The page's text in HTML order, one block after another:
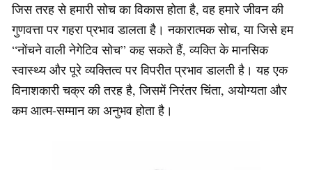
जिस तरह से हमारी सोच का विकास होता है, वह हमारे जीवन की
गुणवत्ता पर गहरा प्रभाव डालता है। नकारात्मक सोच, या जिसे हम
“नोंचने वाली नेगेटिव सोच” कह सकते हैं, व्यक्ति के मानसिक
स्वास्थ्य और पूरे व्यक्तित्व पर विपरीत प्रभाव डालती है। यह एक
विनाशकारी चक्र की तरह है, जिसमें निरंतर चिंता, अयोग्यता और
कम आत्म-सम्मान का अनुभव होता है।